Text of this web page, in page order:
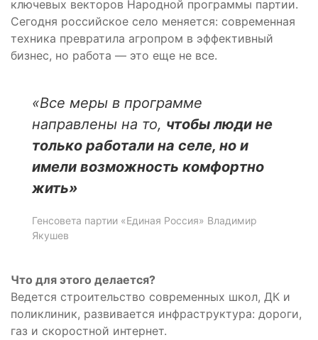
ключевых векторов Народной программы партии.
Сегодня российское село меняется: современная
техника превратила агропром в эффективный
бизнес, но работа — это еще не все.
«Все меры в программе
направлены на то, чтобы люди не
только работали на селе, но и
имели возможность комфортно
жить»
Генсовета партии «Единая Россия» Владимир
Якушев
Что для этого делается?
Ведется строительство современных школ, ДК и
поликлиник, развивается инфраструктура: дороги,
газ и скоростной интернет.